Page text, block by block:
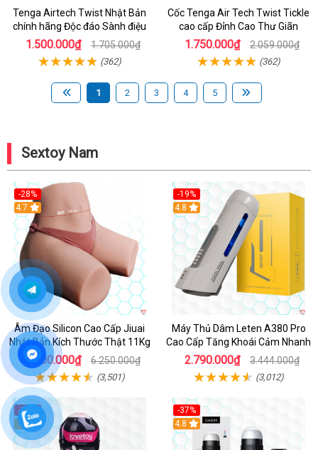
Tenga Airtech Twist Nhật Bản
chính hãng Độc đáo Sành điệu
1.500.000₫ 1.705.000₫
(362)
Cốc Tenga Air Tech Twist Tickle
cao cấp Đỉnh Cao Thư Giãn
1.750.000₫ 2.059.000₫
(362)
1 2 3 4 5
Sextoy Nam
-28%
4.7
Âm Đạo Silicon Cao Cấp Jiuai
Nhật Bản Kích Thước Thật 11Kg
4.500.000₫ 6.250.000₫
(3,501)
-19%
Hot
4.8
Máy Thủ Dâm Leten A380 Pro
Cao Cấp Tăng Khoái Cảm Nhanh
2.790.000₫ 3.444.000₫
(3,012)
-14%
Hot
5
-37%
4.8